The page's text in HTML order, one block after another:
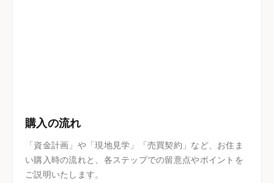
購入の流れ
「資金計画」や「現地見学」「売買契約」など、お住ま
い購入時の流れと、各ステップでの留意点やポイントを
ご説明いたします。